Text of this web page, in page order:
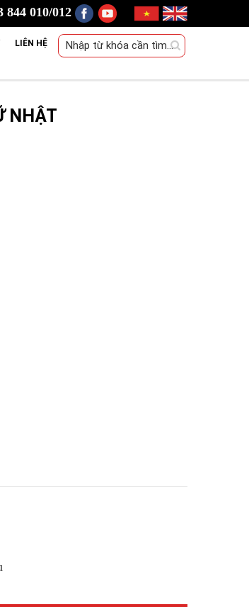
010/012
LIÊN HỆ
NHẬT